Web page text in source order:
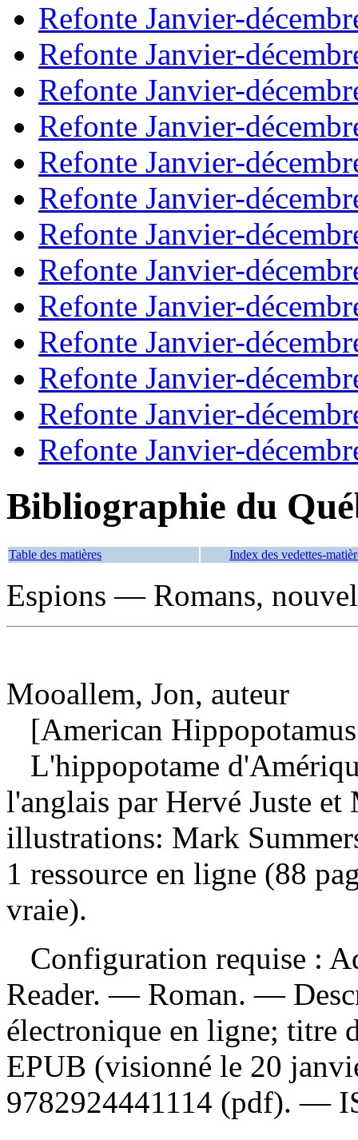
Refonte Janvier-
Refonte Janvier-
Refonte Janvier-
Refonte Janvier-
Refonte Janvier-
Refonte Janvier-
Refonte Janvier-
Refonte Janvier-
Refonte Janvier-
Refonte Janvier-
Refonte Janvier-
Refonte Janvier-
Refonte Janvier-
Bibliographie du
Table des matières Index des vedettes-
Espions — Romans,
Mooallem, Jon, auteur
[American
L'hippopotame
l'anglais par Hervé Juste
illustrations: Mark
1 ressource en ligne (88
vraie).
Configuration requise :
Reader. — Roman. —
électronique en ligne; titre
EPUB (visionné le 20
9782924441114 (pdf). —